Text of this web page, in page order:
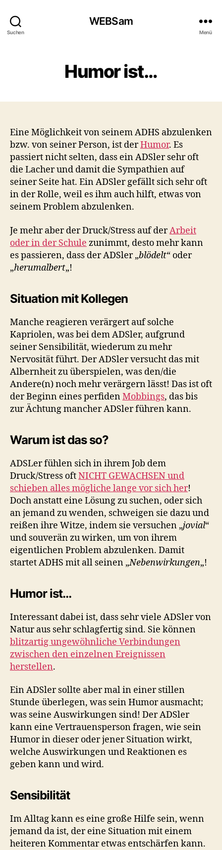
Suchen
WEBSam
Menü
Humor ist…
Eine Möglichkeit von seinem ADHS abzulenken
bzw. von seiner Person, ist derHumor. Es
passiert nicht selten, dass ein ADSler sehr oft
die Lacher und damit die Sympathien auf
seiner Seite hat. Ein ADSler gefällt sich sehr oft
in der Rolle, weil es ihm auch hilft, etwas von
seinem Problem abzulenken.
Je mehr aber der Druck/Stress auf derArbeit
oder in der Schule zunimmt, desto mehr kann
es passieren, dass der ADSler „blödelt“ oder
„herumalbert„!
Situation mit Kollegen
Manche reagieren verärgert auf solche
Kapriolen, was bei dem ADSler, aufgrund
seiner Sensibilität, wiederum zu mehr
Nervosität führt. Der ADSler versucht das mit
Albernheit zu überspielen, was den/die
Andere(n) noch mehr verärgern lässt! Das ist oft
der Beginn eines perfidenMobbings, das bis
zur Ächtung mancher ADSler führen kann.
Warum ist das so?
ADSLer fühlen sich in ihrem Job dem
Druck/Stress oftNICHT GEWACHSEN und
schieben alles mögliche lange vor sich her!
Doch anstatt eine Lösung zu suchen, oder sich
an jemand zu wenden, schweigen sie dazu und
reißen ihre Witze, indem sie versuchen „jovial“
und souverän zu wirken, um von ihrem
eigentlichen Problem abzulenken. Damit
startet ADHS mit all seinen „Nebenwirkungen„!
Humor ist…
Interessant dabei ist, dass sehr viele ADSler von
Natur aus sehr schlagfertig sind. Sie können
blitzartig ungewöhnliche Verbindungen
zwischen den einzelnen Ereignissen
herstellen.
Ein ADSler sollte aber mal in einer stillen
Stunde überlegen, was sein Humor ausmacht;
was seine Auswirkungen sind! Der ADSler
kann eine Vertrauensperson fragen, wie sein
Humor in dieser oder jener Situation wirkt,
welche Auswirkungen und Reaktionen es
geben kann und wird.
Sensibilität
Im Alltag kann es eine große Hilfe sein, wenn
jemand da ist, der eine Situation mit einem
heiteren Kommentar etwas entschärfen kann.